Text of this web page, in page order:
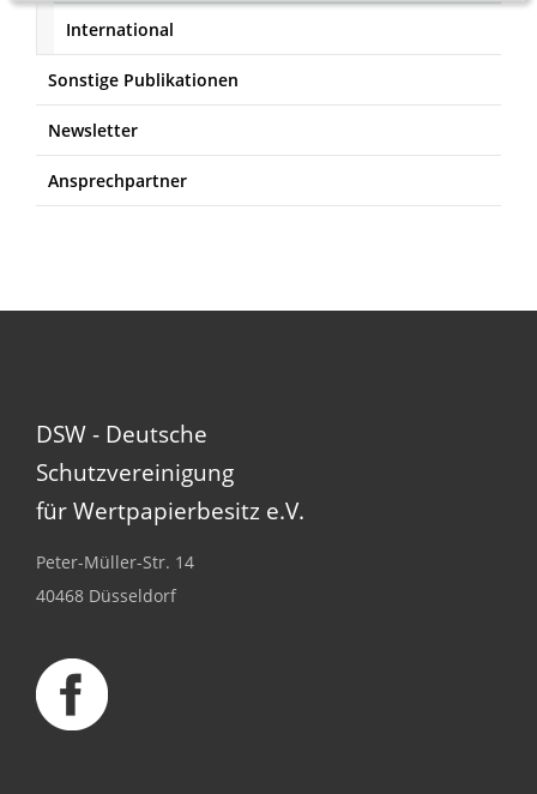
International
Sonstige Publikationen
Newsletter
Ansprechpartner
DSW - Deutsche
Schutzvereinigung
für Wertpapierbesitz e.V.
Peter-Müller-Str. 14
40468 Düsseldorf